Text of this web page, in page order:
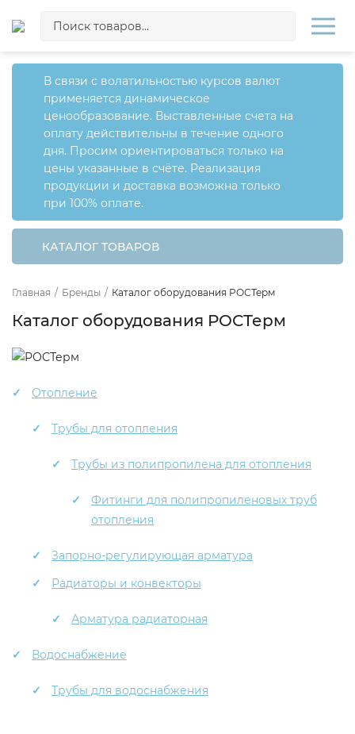
В связи с волатильностью курсов валют
применяется динамическое
ценообразование. Выставленные счета на
оплату действительны в течение одного
дня. Просим ориентироваться только на
цены указанные в счёте. Реализация
продукции и доставка возможна только
при 100% оплате.
КАТАЛОГ ТОВАРОВ
Главная / Бренды / Каталог оборудования РОСТерм
Каталог оборудования РОСТерм
Отопление
Трубы для отопления
Трубы из полипропилена для отопления
Фитинги для полипропиленовых труб
отопления
Запорно-регулирующая арматура
Радиаторы и конвекторы
Арматура радиаторная
Водоснабжение
Трубы для водоснабжения